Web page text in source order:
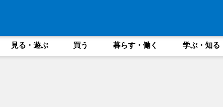
見る・遊ぶ 買う 暮らす・働く 学ぶ・知る